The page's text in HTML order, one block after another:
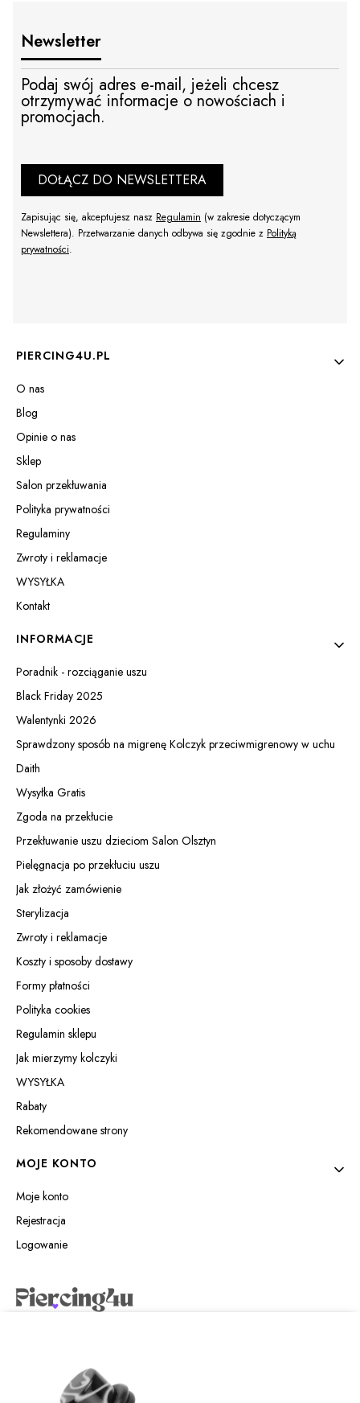
Newsletter
Podaj swój adres e-mail, jeżeli chcesz
otrzymywać informacje o nowościach i
promocjach.
DOŁĄCZ DO NEWSLETTERA
Zapisując się, akceptujesz nasz Regulamin (w zakresie dotyczącym
Newslettera). Przetwarzanie danych odbywa się zgodnie z Polityką
prywatności.
Linki w stopce
PIERCING4U.PL
O nas
Blog
Opinie o nas
Sklep
Salon przekłuwania
Polityka prywatności
Regulaminy
Zwroty i reklamacje
WYSYŁKA
Kontakt
INFORMACJE
Poradnik - rozciąganie uszu
Black Friday 2025
Walentynki 2026
Sprawdzony sposób na migrenę Kolczyk przeciwmigrenowy w uchu
Daith
Wysyłka Gratis
Zgoda na przekłucie
Przekłuwanie uszu dzieciom Salon Olsztyn
Pielęgnacja po przekłuciu uszu
Jak złożyć zamówienie
Sterylizacja
Zwroty i reklamacje
Koszty i sposoby dostawy
Formy płatności
Polityka cookies
Regulamin sklepu
Jak mierzymy kolczyki
WYSYŁKA
Rabaty
Rekomendowane strony
MOJE KONTO
Moje konto
Rejestracja
Logowanie
Wilczyńskiego 25e/21
10-691 Olsztyn